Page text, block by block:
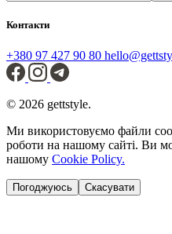
Контакти
+380 97 427 90 80
© 2026 gettstyle.
Ми використовуємо файли
роботи на нашому сайті. Ви
нашому Cookie Policy.
Погоджуюсь Скасувати